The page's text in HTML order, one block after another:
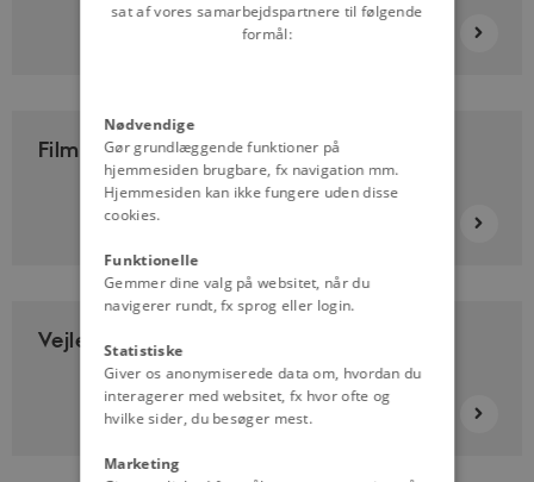
Film om Magtens Segl
Vejledninger til Magtens Segl
sat af vores samarbejdspartnere til følgende
formål:
Nødvendige
Gør grundlæggende funktioner på
hjemmesiden brugbare, fx navigation mm.
Hjemmesiden kan ikke fungere uden disse
cookies.
Funktionelle
Gemmer dine valg på websitet, når du
navigerer rundt, fx sprog eller login.
Statistiske
Giver os anonymiserede data om, hvordan du
interagerer med websitet, fx hvor ofte og
hvilke sider, du besøger mest.
Marketing